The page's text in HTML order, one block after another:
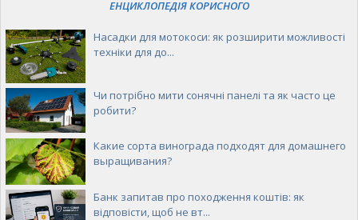
ЕНЦИКЛОПЕДІЯ КОРИСНОГО
Насадки для мотокоси: як розширити можливості
техніки для до...
Чи потрібно мити сонячні панелі та як часто це
робити?
Какие сорта винограда подходят для домашнего
выращивания?
Банк запитав про походження коштів: як
відповісти, щоб не вт...